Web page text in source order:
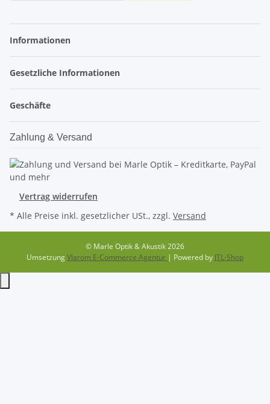
Informationen
Gesetzliche Informationen
Geschäfte
Zahlung & Versand
Vertrag widerrufen
* Alle Preise inkl. gesetzlicher USt., zzgl. Versand
© Marle Optik & Akustik 2026
UmsetzungVlarom E-Commerce Agentur | Powered by JTL-Shop